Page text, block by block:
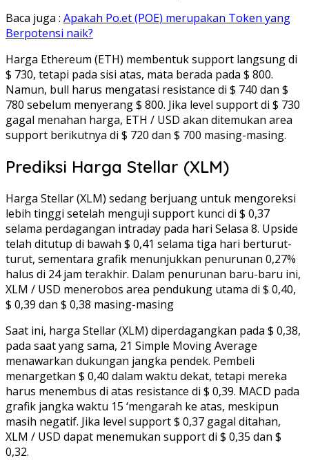
Baca juga : Apakah Po.et (POE) merupakan Token yang
Berpotensi naik?
Harga Ethereum (ETH) membentuk support langsung di
$ 730, tetapi pada sisi atas, mata berada pada $ 800.
Namun, bull harus mengatasi resistance di $ 740 dan $
780 sebelum menyerang $ 800. Jika level support di $ 730
gagal menahan harga, ETH / USD akan ditemukan area
support berikutnya di $ 720 dan $ 700 masing-masing.
Prediksi Harga Stellar (XLM)
Harga Stellar (XLM) sedang berjuang untuk mengoreksi
lebih tinggi setelah menguji support kunci di $ 0,37
selama perdagangan intraday pada hari Selasa 8. Upside
telah ditutup di bawah $ 0,41 selama tiga hari berturut-
turut, sementara grafik menunjukkan penurunan 0,27%
halus di 24 jam terakhir. Dalam penurunan baru-baru ini,
XLM / USD menerobos area pendukung utama di $ 0,40,
$ 0,39 dan $ 0,38 masing-masing
Saat ini, harga Stellar (XLM) diperdagangkan pada $ 0,38,
pada saat yang sama, 21 Simple Moving Average
menawarkan dukungan jangka pendek. Pembeli
menargetkan $ 0,40 dalam waktu dekat, tetapi mereka
harus menembus di atas resistance di $ 0,39. MACD pada
grafik jangka waktu 15 ‘mengarah ke atas, meskipun
masih negatif. Jika level support $ 0,37 gagal ditahan,
XLM / USD dapat menemukan support di $ 0,35 dan $
0,32.